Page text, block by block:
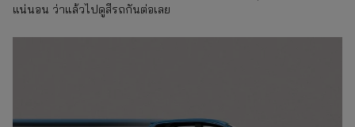
แน่นอน ว่าแล้วไปดูสีรถกันต่อเลย